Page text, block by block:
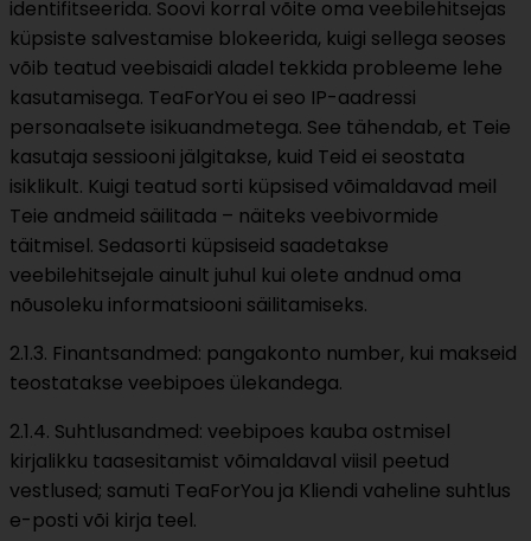
identifitseerida. Soovi korral võite oma veebilehitsejas
küpsiste salvestamise blokeerida, kuigi sellega seoses
võib teatud veebisaidi aladel tekkida probleeme lehe
kasutamisega. TeaForYou ei seo IP-aadressi
personaalsete isikuandmetega. See tähendab, et Teie
kasutaja sessiooni jälgitakse, kuid Teid ei seostata
isiklikult. Kuigi teatud sorti küpsised võimaldavad meil
Teie andmeid säilitada – näiteks veebivormide
täitmisel. Sedasorti küpsiseid saadetakse
veebilehitsejale ainult juhul kui olete andnud oma
nõusoleku informatsiooni säilitamiseks.
2.1.3. Finantsandmed: pangakonto number, kui makseid
teostatakse veebipoes ülekandega.
2.1.4. Suhtlusandmed: veebipoes kauba ostmisel
kirjalikku taasesitamist võimaldaval viisil peetud
vestlused; samuti TeaForYou ja Kliendi vaheline suhtlus
e-posti või kirja teel.